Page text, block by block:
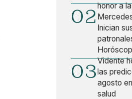
02honor a
Inician
03Vidente
las
agosto
salud